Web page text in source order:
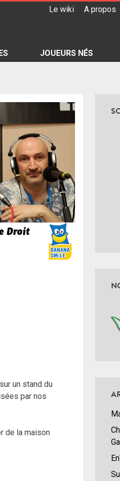
Le wiki A propos
JOUEURS NÉS
un stand du
par nos
de la maison